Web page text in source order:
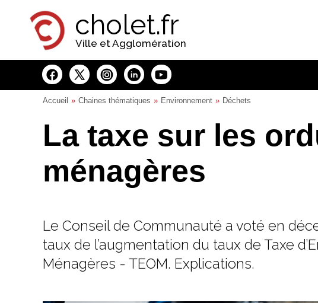
cholet.fr
Ville et Agglomération
Accueil Chaines thématiques Environnement Déchets
La taxe sur les
ménagères
Le Conseil de Communauté a voté en
taux de l’augmentation du taux de Taxe
Ménagères - TEOM. Explications.